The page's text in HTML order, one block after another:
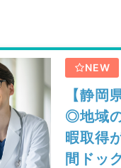
NEW
【静岡
◎地域
暇取得
間ドッ